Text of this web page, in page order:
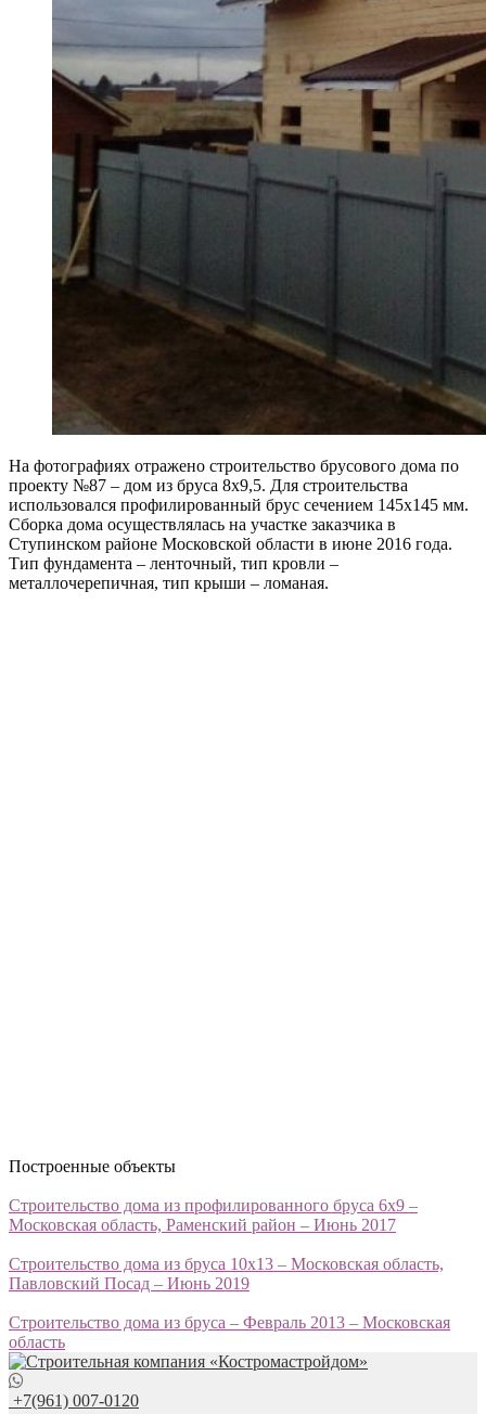
На фотографиях отражено строительство брусового дома по
проекту №87 – дом из бруса 8х9,5. Для строительства
использовался профилированный брус сечением 145х145 мм.
Сборка дома осуществлялась на участке заказчика в
Ступинском районе Московской области в июне 2016 года.
Тип фундамента – ленточный, тип кровли –
металлочерепичная, тип крыши – ломаная.
Построенные объекты
Строительство дома из профилированного бруса 6х9 –
Московская область, Раменский район – Июнь 2017
Строительство дома из бруса 10х13 – Московская область,
Павловский Посад – Июнь 2019
Строительство дома из бруса – Февраль 2013 – Московская
область
+7(961) 007-0120